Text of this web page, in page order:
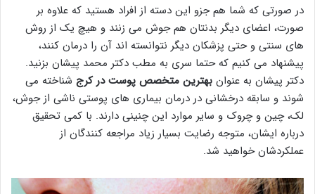
در صورتی که شما هم جزو این دسته از افراد هستید که علاوه بر
صورت، اعضای دیگر بدنتان هم جوش می زنند و هیچ یک از روش
های سنتی و حتی پزشکان دیگر نتوانسته اند آن را درمان کنند،
پیشنهاد می کنیم که حتما سری به مطب دکتر محمد پیشان بزنید.
دکتر پیشان به عنوان بهترین متخصص پوست در کرج شناخته می
شوند و سابقه درخشانی در درمان بیماری های پوستی ناشی از جوش،
لک، چین و چروک و سایر موارد این چنینی دارند. با کمی تحقیق
درباره ایشان، متوجه رضایت بسیار زیاد مراجعه کنندگان از
عملکردشان خواهید شد.